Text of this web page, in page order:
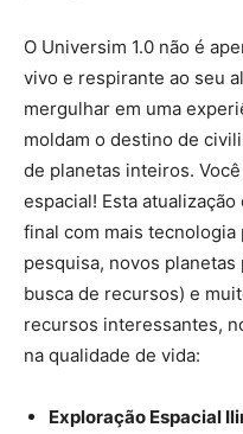
O Universim 1.0 não é
vivo e respirante ao seu
mergulhar em uma
moldam o destino de
de planetas inteiros.
espacial! Esta
final com mais
pesquisa, novos
busca de recursos) e
recursos interessantes,
na qualidade de vida:
Exploração Espacial